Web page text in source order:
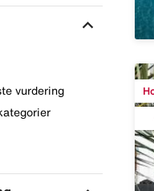
expand_more
vurdering